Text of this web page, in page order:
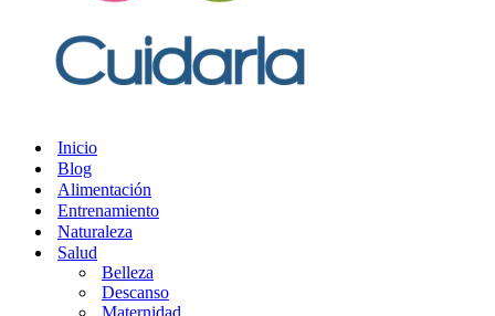
Inicio
Blog
Alimentación
Entrenamiento
Naturaleza
Salud
Belleza
Descanso
Maternidad